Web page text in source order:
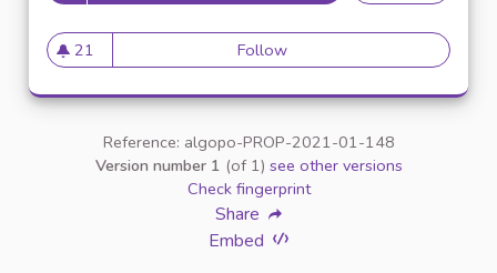
21
21 followers
FollowAppellation personne
Reference: algopo-PROP-2021-01-148
Version number 1 (of 1) see other versions
Check fingerprint
Share
Embed